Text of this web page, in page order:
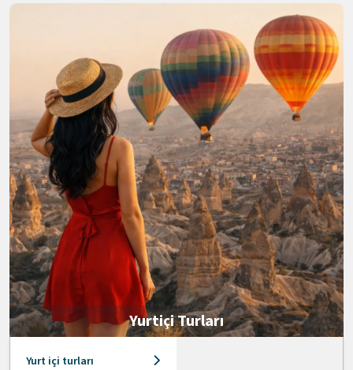
Yurtiçi Turları
Yurt içi turları